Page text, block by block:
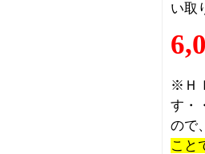
い取
※Ｈ
す・
ので
こと